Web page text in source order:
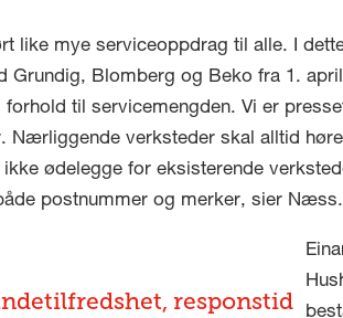
like mye serviceoppdrag til alle. I
Grundig, Blomberg og Beko fra 1.
til servicemengden. Vi er
verksteder skal alltid
ødelegge for eksisterende
postnummer og merker, sier Næss.
responstid